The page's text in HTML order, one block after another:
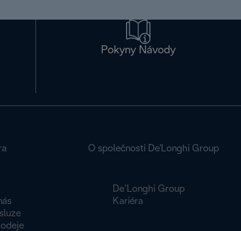
Pokyny Návody
O společnosti De'Longhi Group
De’Longhi Group
Kariéra